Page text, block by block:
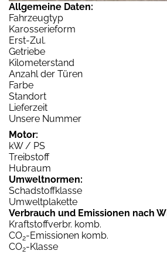
Allgemeine Daten:
Fahrzeugtyp
Karosserieform
Erst-Zul.
Getriebe
Kilometerstand
Anzahl der Türen
Farbe
Standort
Lieferzeit
Unsere Nummer
Motor:
kW / PS
Treibstoff
Hubraum
Umweltnormen:
Schadstoffklasse
Umweltplakette
Verbrauch und Emissionen nach
Kraftstoffverbr. komb.
CO2-Emissionen komb.
CO2-Klasse